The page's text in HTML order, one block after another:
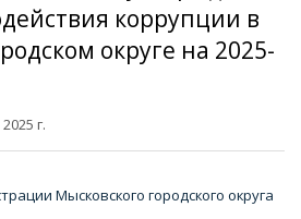
коррупции в
округе на 2025-
г.
Мысковского городского округа